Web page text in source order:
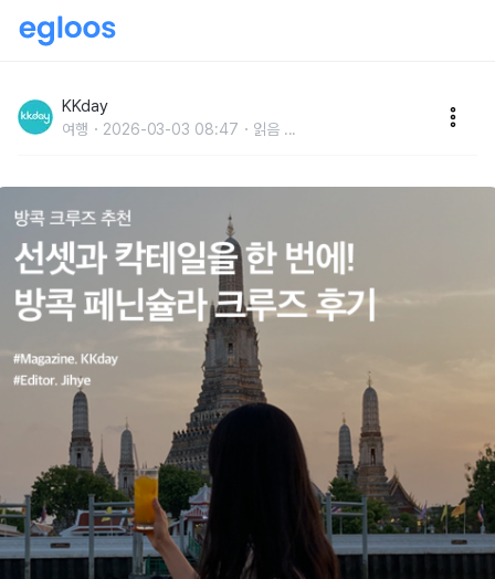
페닌슐라 방콕 크루즈 후기
KKday
여행 2026-03-03 08:47 읽음 ...